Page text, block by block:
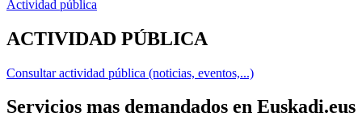
Actividad pública
ACTIVIDAD PÚBLICA
Consultar actividad pública (noticias, eventos,...)
Servicios mas demandados en Euskadi.eus